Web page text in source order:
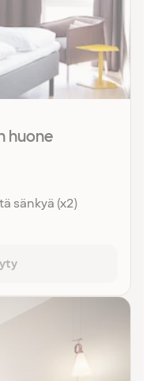
huone
sänkyä (x2)